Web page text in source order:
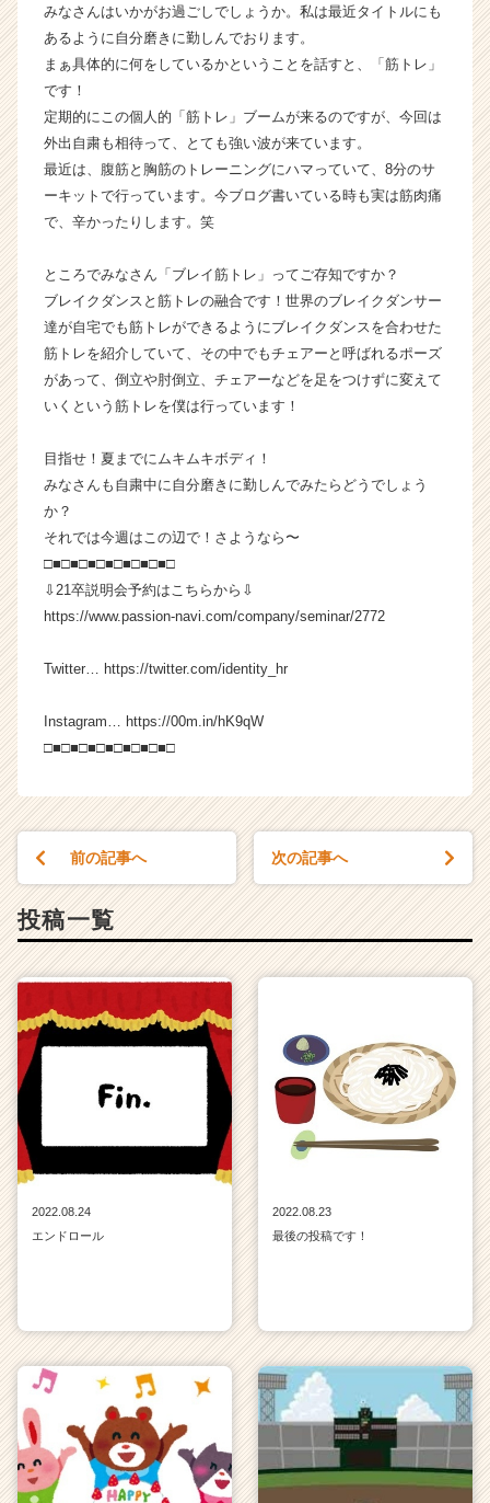
ト
が
く
活
サ
イ
ト
チ
ャ
リ
ア
（C
h
e
C
a
e
みなさんはいかがお過ごしでしょうか。私は最近タイトルにも
あるように自分磨きに勤しんでおります。
まぁ具体的に何をしているかということを話すと、「筋トレ」
です！
定期的にこの個人的「筋トレ」ブームが来るのですが、今回は
外出自粛も相待って、とても強い波が来ています。
最近は、腹筋と胸筋のトレーニングにハマっていて、8分のサ
ーキットで行っています。今ブログ書いている時も実は筋肉痛
で、辛かったりします。笑
ところでみなさん「ブレイ筋トレ」ってご存知ですか？
ブレイクダンスと筋トレの融合です！世界のブレイクダンサー
達が自宅でも筋トレができるようにブレイクダンスを合わせた
筋トレを紹介していて、その中でもチェアーと呼ばれるポーズ
があって、倒立や肘倒立、チェアーなどを足をつけずに変えて
いくという筋トレを僕は行っています！
目指せ！夏までにムキムキボディ！
みなさんも自粛中に自分磨きに勤しんでみたらどうでしょう
か？
それでは今週はこの辺で！さようなら〜
□■□■□■□■□■□■□■□
⇩21卒説明会予約はこちらから⇩
https://www.passion-navi.com/company/seminar/2772
Twitter… https://twitter.com/identity_hr
Instagram… https://00m.in/hK9qW
□■□■□■□■□■□■□■□
前の記事へ 次の記事へ
投稿一覧
2022.08.24
エンドロール
2022.08.23
最後の投稿です！